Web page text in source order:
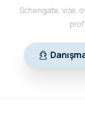
Schengate, vize,